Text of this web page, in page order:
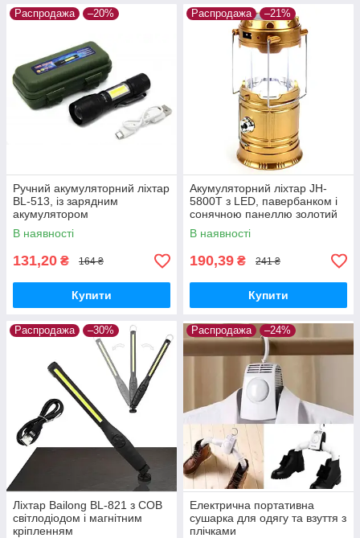
Распродажа –20%
Ручний акумуляторний ліхтар
BL-513, із зарядним
акумулятором
В наявності
131,20 ₴ 164 ₴
Купити
Распродажа –21%
Акумуляторний ліхтар JH-
5800T з LED, павербанком і
сонячною панеллю золотий
В наявності
190,39 ₴ 241 ₴
Купити
Распродажа –30%
Ліхтар Bailong BL-821 з COB
світлодіодом і магнітним
кріпленням
Распродажа –24%
Електрична портативна
сушарка для одягу та взуття з
плічками